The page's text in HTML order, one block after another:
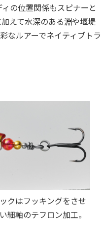
の位置関係もスピナーと
えて水深のある淵や堰堤
なルアーでネイティブトラ
クはフッキングをさせ
細軸のテフロン加工。